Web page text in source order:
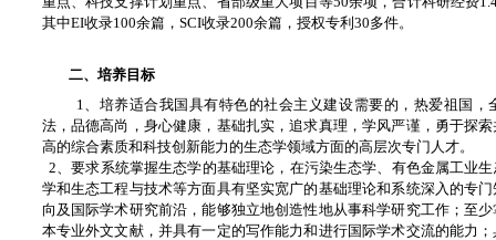
其中EI收录100余篇，SCI收录200余篇，授权专利30多件。
二、培养目标
1、培养适合我国具有特色的社会主义建设需要的，热爱祖国，
法，品德高尚，身心健康，基础扎实，追求真理，学风严谨，勇于探
高的综合素质和科技创新能力的生态学领域方面的高层次专门人才。
2、要求系统掌握生态学的基础理论，在污染生态学、有色金属工业
学和生态工程与技术等方面具有坚实宽广的基础理论和系统深入的专
向及国际学术研究前沿，能够独立地创造性地从事科学研究工作；至
本专业外文文献，并具有一定的写作能力和进行国际学术交流的能力